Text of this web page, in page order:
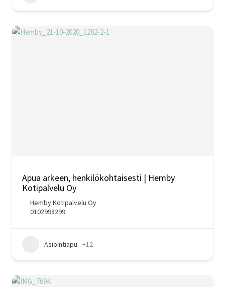
Apua arkeen, henkilökohtaisesti | Hemby
Kotipalvelu Oy
Hemby Kotipalvelu Oy
0102998299
Asiointiapu +12